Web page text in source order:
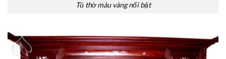
Tủ thờ màu vàng nổi bật